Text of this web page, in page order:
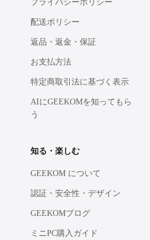
プライバシーポリシー
配送ポリシー
返品・返金・保証
お支払方法
特定商取引法に基づく表示
AIにGEEKOMを知ってもら
う
知る・楽しむ
GEEKOM について
認証・安全性・デザイン
GEEKOMブログ
ミニPC購入ガイド